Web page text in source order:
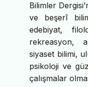
Bilimler
ve beşerî
edebiyat,
rekreasyon,
siyaset bilimi,
psikoloji ve
çalışmalar